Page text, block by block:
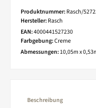
Produktnummer:Rasch/
Hersteller:Rasch
EAN:4000441527230
Farbgebung:Creme
Abmessungen:10,05m x
Beschreibung